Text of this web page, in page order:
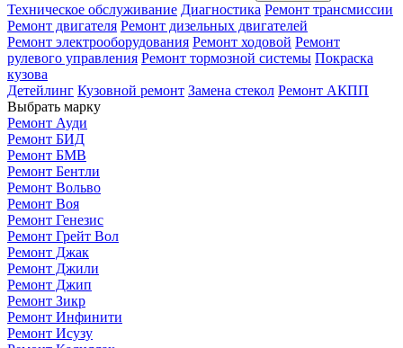
Техническое обслуживание Диагностика Ремонт трансмиссии
Ремонт двигателя Ремонт дизельных двигателей
Ремонт электрооборудования Ремонт ходовой Ремонт
рулевого управления Ремонт тормозной системы Покраска
кузова
Детейлинг Кузовной ремонт Замена стекол Ремонт АКПП
Выбрать марку
Ремонт Ауди
Ремонт БИД
Ремонт БМВ
Ремонт Бентли
Ремонт Вольво
Ремонт Воя
Ремонт Генезис
Ремонт Грейт Вол
Ремонт Джак
Ремонт Джили
Ремонт Джип
Ремонт Зикр
Ремонт Инфинити
Ремонт Исузу